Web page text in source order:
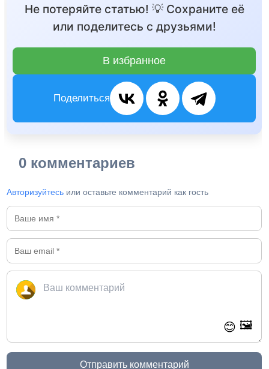
Не потеряйте статью! 💡 Сохраните её
или поделитесь с друзьями!
В избранное
Поделиться
0 комментариев
Авторизуйтесь или оставьте комментарий как гость
😊 🖼️
Отправить комментарий